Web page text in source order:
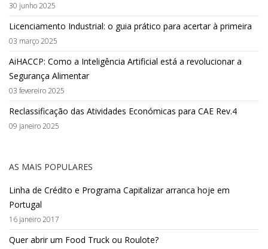
30 junho 2025
Licenciamento Industrial: o guia prático para acertar à primeira
03 março 2025
AiHACCP: Como a Inteligência Artificial está a revolucionar a
Segurança Alimentar
03 fevereiro 2025
Reclassificação das Atividades Económicas para CAE Rev.4
09 janeiro 2025
AS MAIS POPULARES
Linha de Crédito e Programa Capitalizar arranca hoje em
Portugal
16 janeiro 2017
Quer abrir um Food Truck ou Roulote?